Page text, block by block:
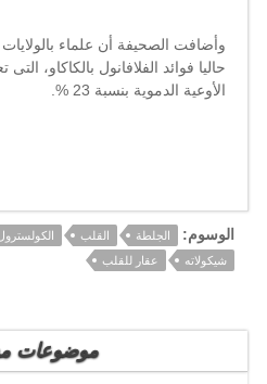
وأضافت الصحيفة أن علماء
حاليا فوائد الفلافانول بالكاكاو،
الأوعية الدموية بنسبة 23 %.
الوسوم: الجلطة القلب
شيكولاته
عقار للقلب
موضوعات